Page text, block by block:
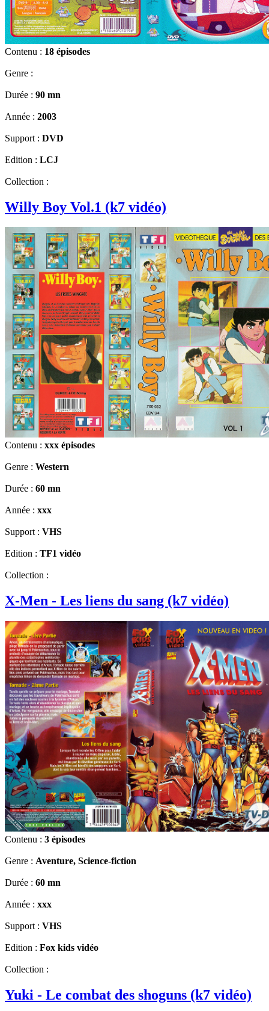
Contenu : 18 épisodes
Genre :
Durée : 90 mn
Année : 2003
Support : DVD
Edition : LCJ
Collection :
Willy Boy Vol.1 (k7 vidéo)
Contenu : xxx épisodes
Genre : Western
Durée : 60 mn
Année : xxx
Support : VHS
Edition : TF1 vidéo
Collection :
X-Men - Les liens du sang (k7 vidéo)
Contenu : 3 épisodes
Genre : Aventure, Science-fiction
Durée : 60 mn
Année : xxx
Support : VHS
Edition : Fox kids vidéo
Collection :
Yuki - Le combat des shoguns (k7 vidéo)